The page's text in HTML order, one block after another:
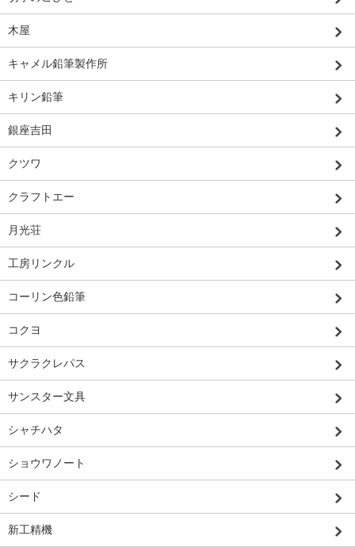
木屋
キャメル鉛筆製作所
キリン鉛筆
銀座吉田
クツワ
クラフトエー
月光荘
工房リンクル
コーリン色鉛筆
コクヨ
サクラクレパス
サンスター文具
シャチハタ
ショウワノート
シード
新工精機